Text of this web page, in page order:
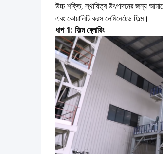
উচ্চ শক্তি, স্থায়িত্ব উৎপাদনের জন্য
এবং কোয়ালিটি ক্রস লেমিনেটেড ফিল্ম।
ধাপ 1: ফিল্ম ব্লোয়িং